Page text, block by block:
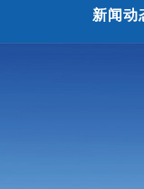
新闻动